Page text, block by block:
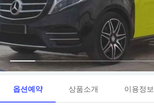
옵션예약 상품소개 이용정보